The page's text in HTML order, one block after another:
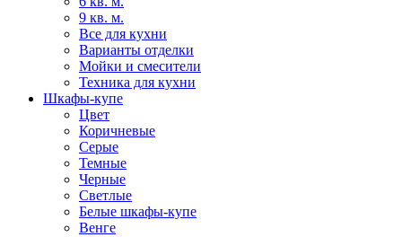
9 кв. м.
Все для кухни
Варианты отделки
Мойки и смесители
Техника для кухни
Шкафы-купе
Цвет
Коричневые
Серые
Темные
Черные
Светлые
Белые шкафы-купе
Венге